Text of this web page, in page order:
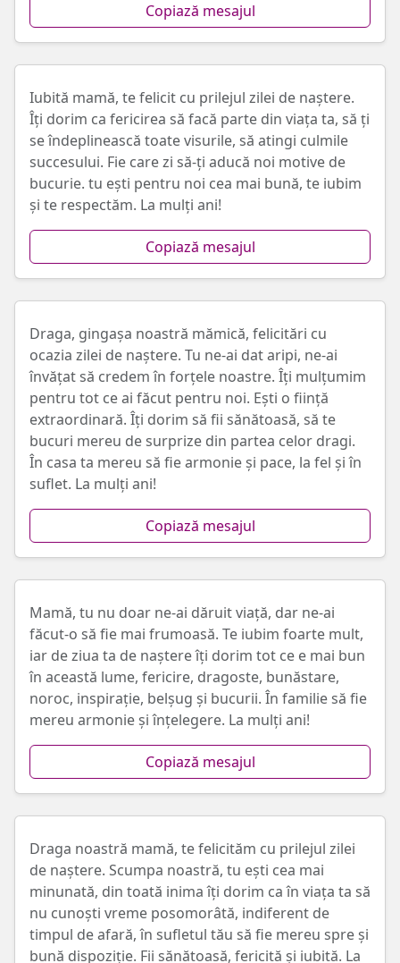
Copiază mesajul
Iubită mamă, te felicit cu prilejul zilei de naștere.
Îți dorim ca fericirea să facă parte din viața ta, să ți
se îndeplinească toate visurile, să atingi culmile
succesului. Fie care zi să-ți aducă noi motive de
bucurie. tu ești pentru noi cea mai bună, te iubim
și te respectăm. La mulți ani!
Copiază mesajul
Draga, gingașa noastră mămică, felicitări cu
ocazia zilei de naștere. Tu ne-ai dat aripi, ne-ai
învățat să credem în forțele noastre. Îți mulțumim
pentru tot ce ai făcut pentru noi. Ești o ființă
extraordinară. Îți dorim să fii sănătoasă, să te
bucuri mereu de surprize din partea celor dragi.
În casa ta mereu să fie armonie și pace, la fel și în
suflet. La mulți ani!
Copiază mesajul
Mamă, tu nu doar ne-ai dăruit viață, dar ne-ai
făcut-o să fie mai frumoasă. Te iubim foarte mult,
iar de ziua ta de naștere îți dorim tot ce e mai bun
în această lume, fericire, dragoste, bunăstare,
noroc, inspirație, belșug și bucurii. În familie să fie
mereu armonie și înțelegere. La mulți ani!
Copiază mesajul
Draga noastră mamă, te felicităm cu prilejul zilei
de naștere. Scumpa noastră, tu ești cea mai
minunată, din toată inima îți dorim ca în viața ta să
nu cunoști vreme posomorâtă, indiferent de
timpul de afară, în sufletul tău să fie mereu spre și
bună dispoziție. Fii sănătoasă, fericită și iubită. La